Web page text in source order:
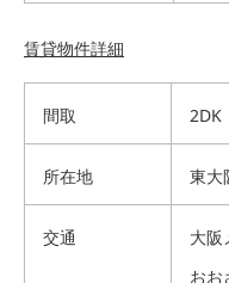
賃貸物件詳細
間取 2DK
所在地 東大
交通
大阪
おお